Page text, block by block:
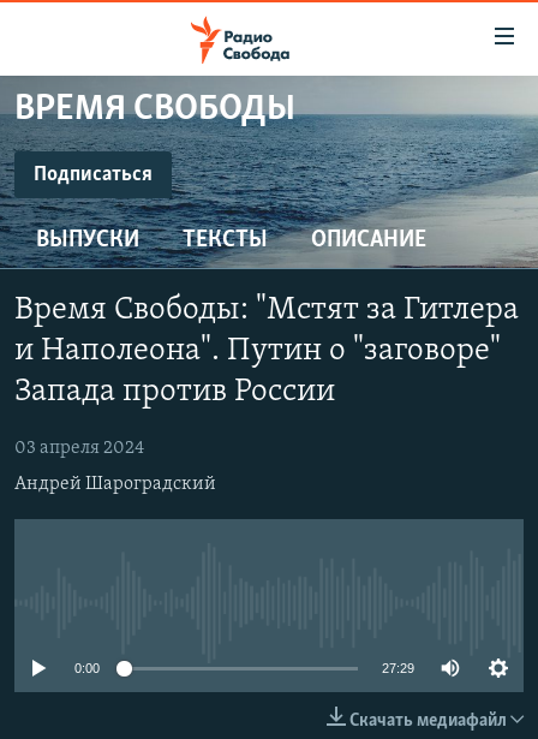
упрощенного
доступа
Вернуться
к
основному
содержанию
Вернутся
главной
навигации
поиску
ПРОГРАММЫ
ПОДКАСТЫ
АВТОРСКИЕ ПРОЕКТЫ
ЦИТАТЫ СВОБОДЫ
МНЕНИЯ
КУЛЬТУРА
IDEL.РЕАЛИИ
СЕВЕР.РЕАЛИИ
СИБИРЬ.РЕАЛИИ
СОЦИАЛЬНЫЕ СЕТИ
ВРЕМЯ СВОБОДЫ
Подписаться
ПОДПИСАТЬСЯ
SoundCloud
CastBox
ВЫПУСКИ ТЕКСТЫ ОПИСАНИЕ
Время Свободы: "Мстят за Гитлера
и Наполеона". Путин о "заговоре"
Запада против России
03 апреля 2024
Андрей Шароградский
0:00 27:29
Скачать медиафайл